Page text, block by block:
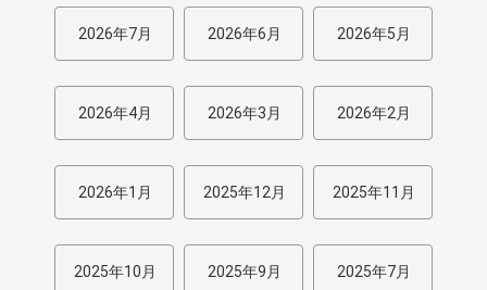
2026年7月 2026年6月 2026年5月
2026年4月 2026年3月 2026年2月
2026年1月 2025年12月 2025年11月
2025年10月 2025年9月 2025年7月